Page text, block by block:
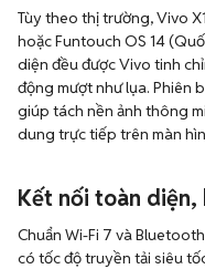
Tùy theo thị trường, Vivo
hoặc Funtouch OS 14
diện đều được Vivo tinh
động mượt như lụa. Phiên
giúp tách nền ảnh thông
dung trực tiếp trên màn
Kết nối toàn
Chuẩn Wi-Fi 7 và
có tốc độ truyền tải siêu